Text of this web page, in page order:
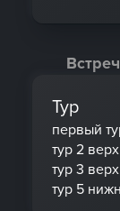
Тур
первый
тур 2
тур 3
тур 5